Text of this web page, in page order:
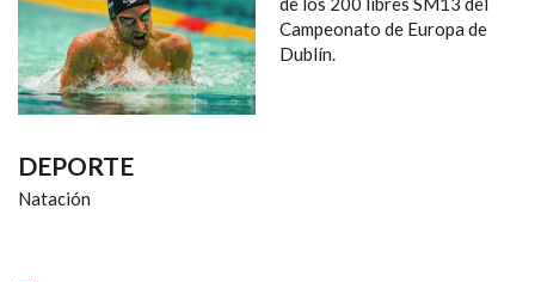
NAVEGACIÓN
Campeonato de Europa de
Dublín.
DEPORTE
Natación